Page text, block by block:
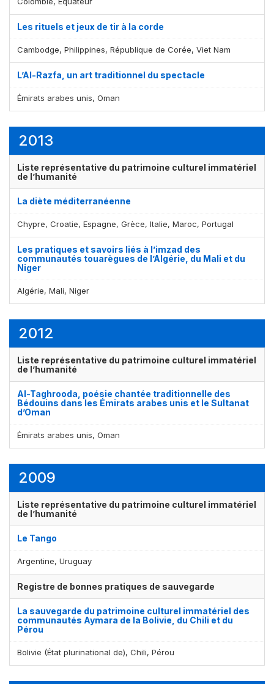
Les rituels et jeux de tir à la corde
Cambodge, Philippines, République de Corée, Viet Nam
L’Al-Razfa, un art traditionnel du spectacle
Émirats arabes unis, Oman
2013
Liste représentative du patrimoine culturel immatériel
de l’humanité
La diète méditerranéenne
Chypre, Croatie, Espagne, Grèce, Italie, Maroc, Portugal
Les pratiques et savoirs liés à l’imzad des
communautés touarègues de l’Algérie, du Mali et du
Niger
Algérie, Mali, Niger
2012
Liste représentative du patrimoine culturel immatériel
de l’humanité
Al-Taghrooda, poésie chantée traditionnelle des
Bédouins dans les Émirats arabes unis et le Sultanat
d’Oman
Émirats arabes unis, Oman
2009
Liste représentative du patrimoine culturel immatériel
de l’humanité
Le Tango
Argentine, Uruguay
Registre de bonnes pratiques de sauvegarde
La sauvegarde du patrimoine culturel immatériel des
communautés Aymara de la Bolivie, du Chili et du
Pérou
Bolivie (État plurinational de), Chili, Pérou